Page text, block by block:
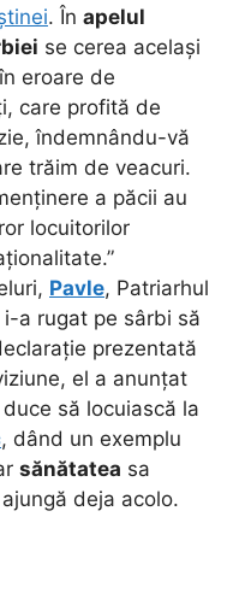
. În apelul
se cerea același
eroare de
care profită de
îndemnându-vă
trăim de veacuri.
a păcii au
locuitorilor
Pavle, Patriarhul
i-a rugat pe sârbi să
prezentată
el a anunțat
să locuiască la
, dând un exemplu
sănătatea sa
deja acolo.